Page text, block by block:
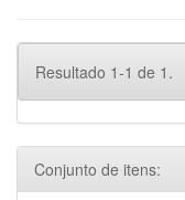
Resultado 1-1 de 1.
Conjunto de itens: